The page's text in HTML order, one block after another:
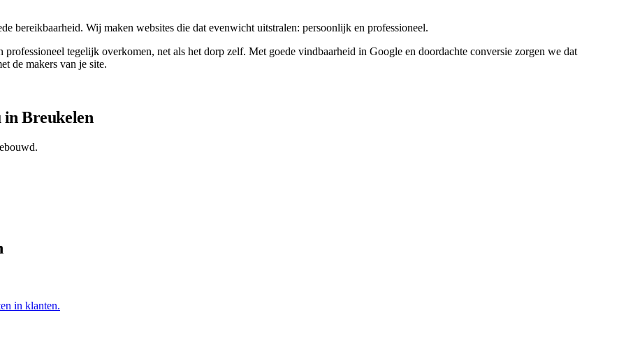
bereikbaarheid. Wij maken websites die dat evenwicht uitstralen: persoonlijk en professioneel.
tegelijk overkomen, net als het dorp zelf. Met goede vindbaarheid in Google en doordachte conversie zorgen we dat
de makers van je site.
inBreukelen
in klanten.